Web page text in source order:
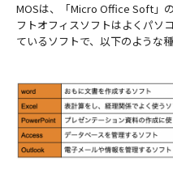
MOSは、「Micro Office Soft」
フトオフィスソフトはよくパソ
ているソフトで、以下のような種